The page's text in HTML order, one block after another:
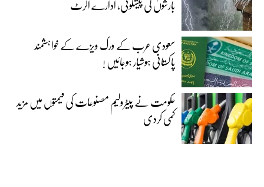
سعودی عرب کے ورک ویزے کے خواہشمند
پاکستانی ہوشیار ہوجائیں !
حکومت نے پیٹرولیم مصنوعات کی قیمتوں میں مزید
کمی کردی